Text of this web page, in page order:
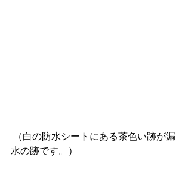
水の跡です。）